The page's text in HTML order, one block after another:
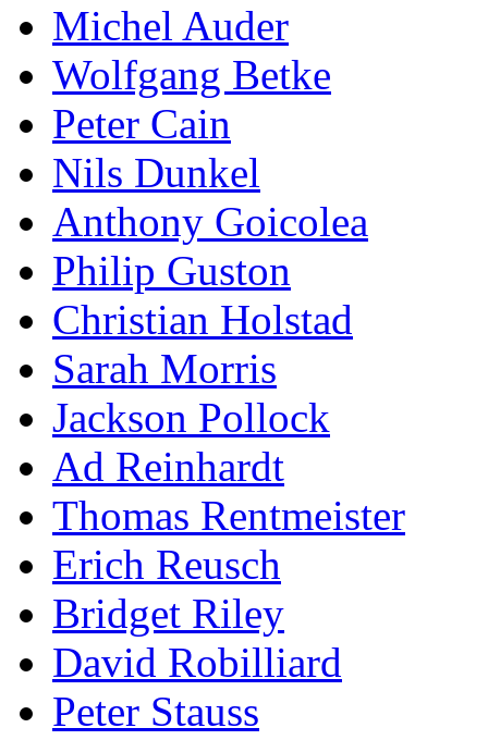
Michel Auder
Wolfgang Betke
Peter Cain
Nils Dunkel
Anthony Goicolea
Philip Guston
Christian Holstad
Sarah Morris
Jackson Pollock
Ad Reinhardt
Thomas Rentmeister
Erich Reusch
Bridget Riley
David Robilliard
Peter Stauss